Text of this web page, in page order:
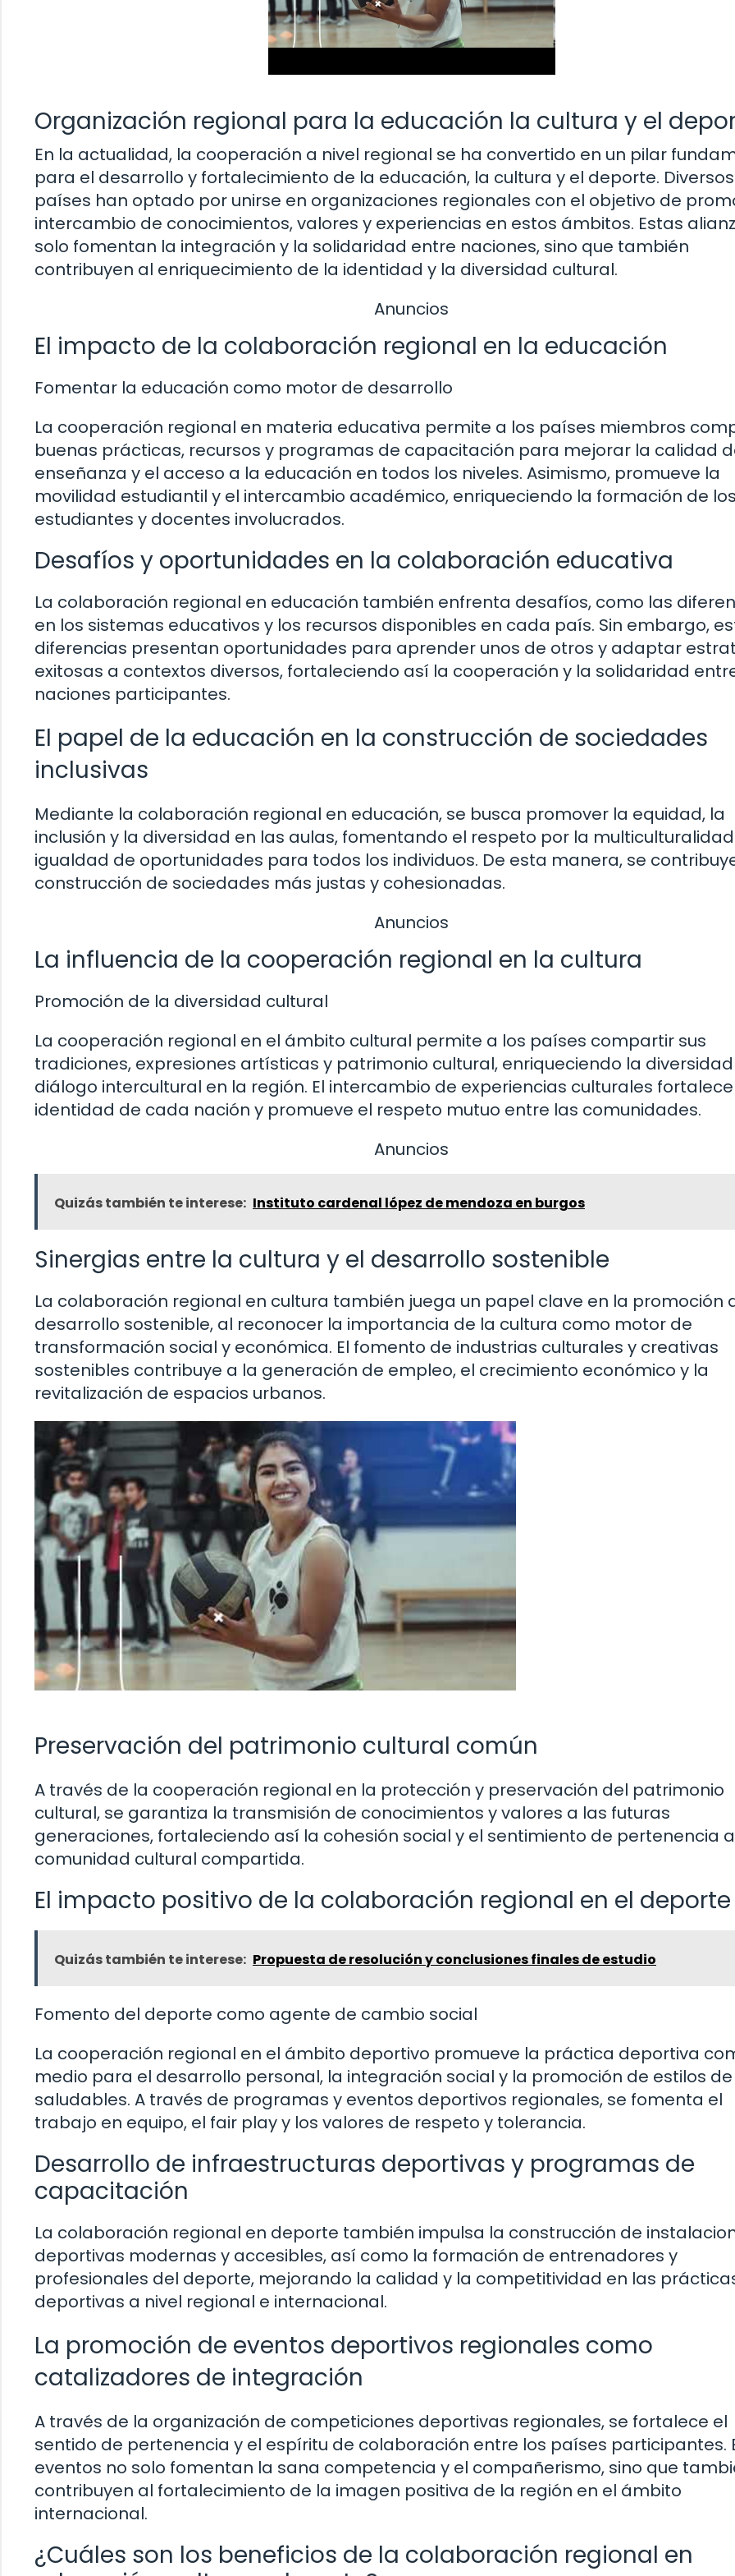
Organización regional para la educación la cultura y el
En la actualidad, la cooperación a nivel regional se ha convertido en un pilar
para el desarrollo y fortalecimiento de la educación, la cultura y el deporte. Diversos
países han optado por unirse en organizaciones regionales con el objetivo de
intercambio de conocimientos, valores y experiencias en estos ámbitos. Estas
solo fomentan la integración y la solidaridad entre naciones, sino que también
contribuyen al enriquecimiento de la identidad y la diversidad cultural.
Anuncios
El impacto de la colaboración regional en la educación
Fomentar la educación como motor de desarrollo
La cooperación regional en materia educativa permite a los países miembros
buenas prácticas, recursos y programas de capacitación para mejorar la calidad
enseñanza y el acceso a la educación en todos los niveles. Asimismo, promueve la
movilidad estudiantil y el intercambio académico, enriqueciendo la formación de
estudiantes y docentes involucrados.
Desafíos y oportunidades en la colaboración educativa
La colaboración regional en educación también enfrenta desafíos, como las
en los sistemas educativos y los recursos disponibles en cada país. Sin embargo,
diferencias presentan oportunidades para aprender unos de otros y adaptar
exitosas a contextos diversos, fortaleciendo así la cooperación y la solidaridad
naciones participantes.
El papel de la educación en la construcción de sociedades
inclusivas
Mediante la colaboración regional en educación, se busca promover la equidad, la
inclusión y la diversidad en las aulas, fomentando el respeto por la
igualdad de oportunidades para todos los individuos. De esta manera, se
construcción de sociedades más justas y cohesionadas.
Anuncios
La influencia de la cooperación regional en la cultura
Promoción de la diversidad cultural
La cooperación regional en el ámbito cultural permite a los países compartir sus
tradiciones, expresiones artísticas y patrimonio cultural, enriqueciendo la
diálogo intercultural en la región. El intercambio de experiencias culturales
identidad de cada nación y promueve el respeto mutuo entre las comunidades.
Anuncios
Quizás también te interese: Instituto cardenal lópez de mendoza en burgos
Sinergias entre la cultura y el desarrollo sostenible
La colaboración regional en cultura también juega un papel clave en la promoción
desarrollo sostenible, al reconocer la importancia de la cultura como motor de
transformación social y económica. El fomento de industrias culturales y creativas
sostenibles contribuye a la generación de empleo, el crecimiento económico y la
revitalización de espacios urbanos.
Preservación del patrimonio cultural común
A través de la cooperación regional en la protección y preservación del patrimonio
cultural, se garantiza la transmisión de conocimientos y valores a las futuras
generaciones, fortaleciendo así la cohesión social y el sentimiento de pertenencia
comunidad cultural compartida.
El impacto positivo de la colaboración regional en el deporte
Quizás también te interese: Propuesta de resolución y conclusiones finales de estudio
Fomento del deporte como agente de cambio social
La cooperación regional en el ámbito deportivo promueve la práctica deportiva
medio para el desarrollo personal, la integración social y la promoción de estilos
saludables. A través de programas y eventos deportivos regionales, se fomenta el
trabajo en equipo, el fair play y los valores de respeto y tolerancia.
Desarrollo de infraestructuras deportivas y programas de
capacitación
La colaboración regional en deporte también impulsa la construcción de
deportivas modernas y accesibles, así como la formación de entrenadores y
profesionales del deporte, mejorando la calidad y la competitividad en las
deportivas a nivel regional e internacional.
La promoción de eventos deportivos regionales como
catalizadores de integración
A través de la organización de competiciones deportivas regionales, se fortalece el
sentido de pertenencia y el espíritu de colaboración entre los países participantes.
eventos no solo fomentan la sana competencia y el compañerismo, sino que
contribuyen al fortalecimiento de la imagen positiva de la región en el ámbito
internacional.
¿Cuáles son los beneficios de la colaboración regional en